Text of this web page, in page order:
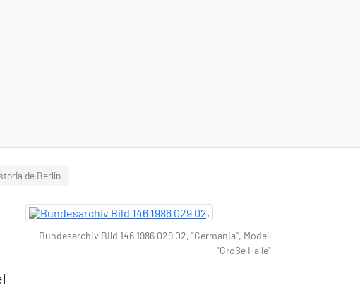
de Berlín
Bundesarchiv Bild 146 1986 029 02, "Germania", Modell
"Große Halle"